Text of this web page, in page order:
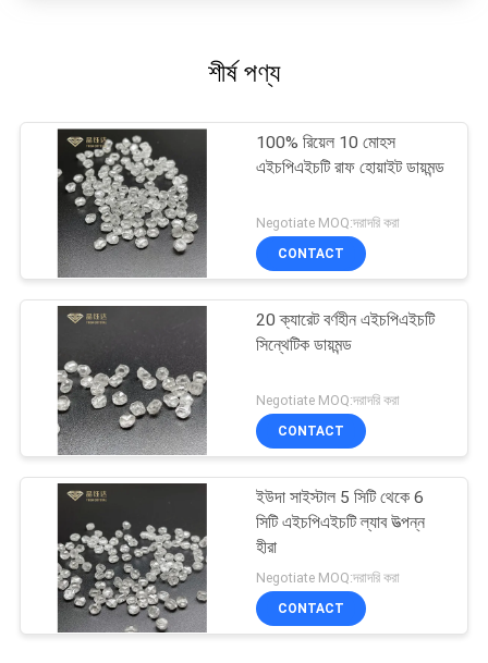
শীর্ষ পণ্য
100% রিয়েল 10 মোহস
এইচপিএইচটি রাফ হোয়াইট ডায়মন্ড
Negotiate MOQ:দরাদরি করা
CONTACT
20 ক্যারেট বর্ণহীন এইচপিএইচটি
সিন্থেটিক ডায়মন্ড
Negotiate MOQ:দরাদরি করা
CONTACT
ইউদা সাইস্টাল 5 সিটি থেকে 6
সিটি এইচপিএইচটি ল্যাব উত্পন্ন
হীরা
Negotiate MOQ:দরাদরি করা
CONTACT